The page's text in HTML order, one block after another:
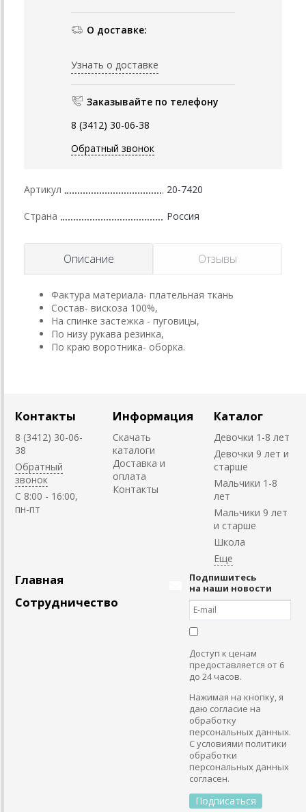
О доставке:
Узнать о доставке
Заказывайте по телефону
8 (3412) 30-06-38
Обратный звонок
Артикул 20-7420
Страна Россия
Описание Отзывы
Фактура материала- плательная ткань
Состав- вискоза 100%,
На спинке застежка - пуговицы,
По низу рукава резинка,
По краю воротника- оборка.
Контакты
8 (3412) 30-06-
38
Обратный
звонок
C 8:00 - 16:00,
пн-пт
Информация
Скачать
каталоги
Доставка и
оплата
Контакты
Каталог
Девочки 1-8 лет
Девочки 9 лет и
старше
Мальчики 1-8
лет
Мальчики 9 лет
и старше
Школа
Главная
Сотрудничество
Подпишитесь
на наши новости
Доступ к ценам
предоставляется от 6
до 24 часов.
Нажимая на кнопку, я
даю согласие на
обработку
персональных данных.
С условиями политики
обработки
персональных данных
согласен.